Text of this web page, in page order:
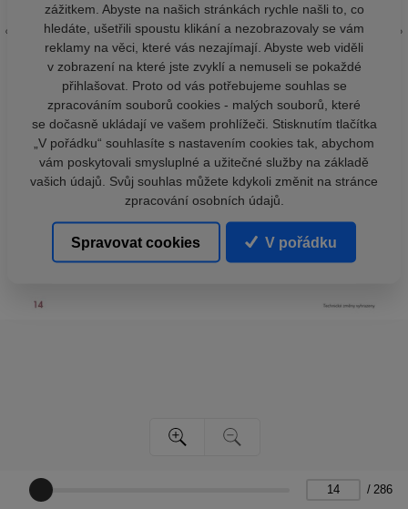
/ 286
zážitkem. Abyste na našich stránkách rychle našli to, co
hledáte, ušetřili spoustu klikání a nezobrazovaly se vám
reklamy na věci, které vás nezajímají. Abyste web viděli
v zobrazení na které jste zvyklí a nemuseli se pokaždé
přihlašovat. Proto od vás potřebujeme souhlas se
zpracováním souborů cookies - malých souborů, které
se dočasně ukládají ve vašem prohlížeči. Stisknutím tlačítka
„V pořádku“ souhlasíte s nastavením cookies tak, abychom
vám poskytovali smysluplné a užitečné služby na základě
vašich údajů. Svůj souhlas můžete kdykoli změnit na stránce
zpracování osobních údajů.
Spravovat cookies V pořádku